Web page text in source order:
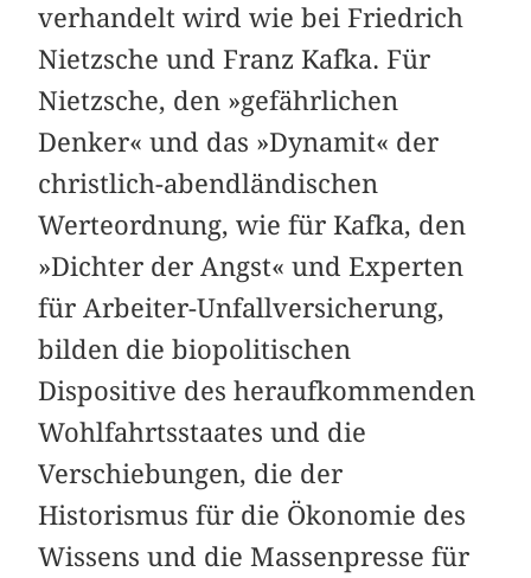
verhandelt wird wie bei Friedrich
Nietzsche und Franz Kafka. Für
Nietzsche, den »gefährlichen
Denker« und das »Dynamit« der
christlich-abendländischen
Werteordnung, wie für Kafka, den
»Dichter der Angst« und Experten
für Arbeiter-Unfallversicherung,
bilden die biopolitischen
Dispositive des heraufkommenden
Wohlfahrtsstaates und die
Verschiebungen, die der
Historismus für die Ökonomie des
Wissens und die Massenpresse für